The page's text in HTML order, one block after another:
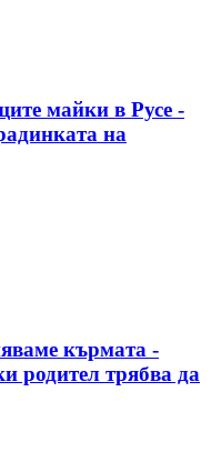
майки в Русе -
на
кърмата -
родител трябва да